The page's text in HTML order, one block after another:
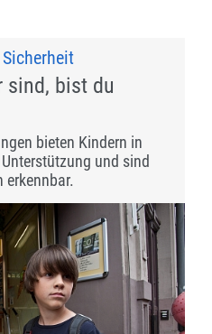
sind, bist du
bieten Kindern in
und sind
erkennbar.